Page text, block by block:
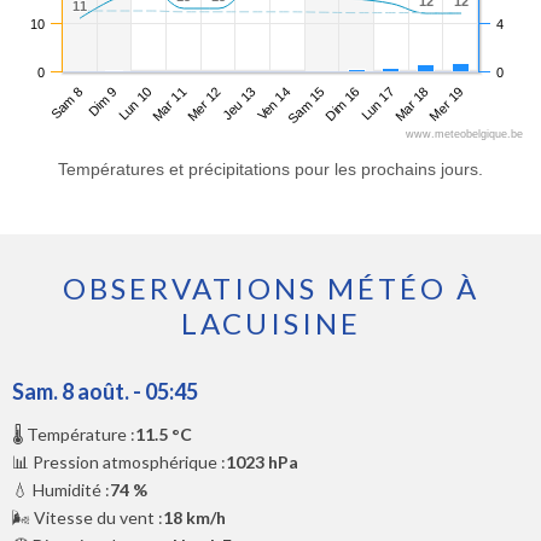
11
11
Sam 8Dim 9Lun 10Mar 11Mer 12Jeu 13Ven 14Sam 15Dim 16Lun 17Mar 18Mer 19
0
10
0
4
www.meteobelgique.be
Températures et précipitations pour les prochains jours.
OBSERVATIONS MÉTÉO À
LACUISINE
Sam. 8 août. - 05:45
🌡️ Température :11.5 °C
📊 Pression atmosphérique :1023 hPa
💧 Humidité :74 %
🌬️ Vitesse du vent :18 km/h